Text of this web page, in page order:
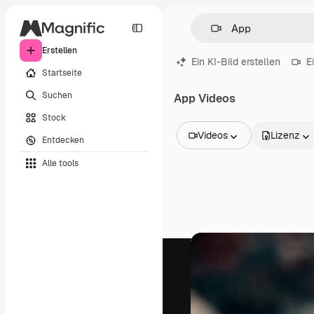
Erstellen
Startseite
Suchen
Stock
Entdecken
Alle tools
Ein KI-Bild erstellen
App Videos
Videos
Videos
Videovorlagen
Icons
3D-Modelle
Schriftarten
Lizenz